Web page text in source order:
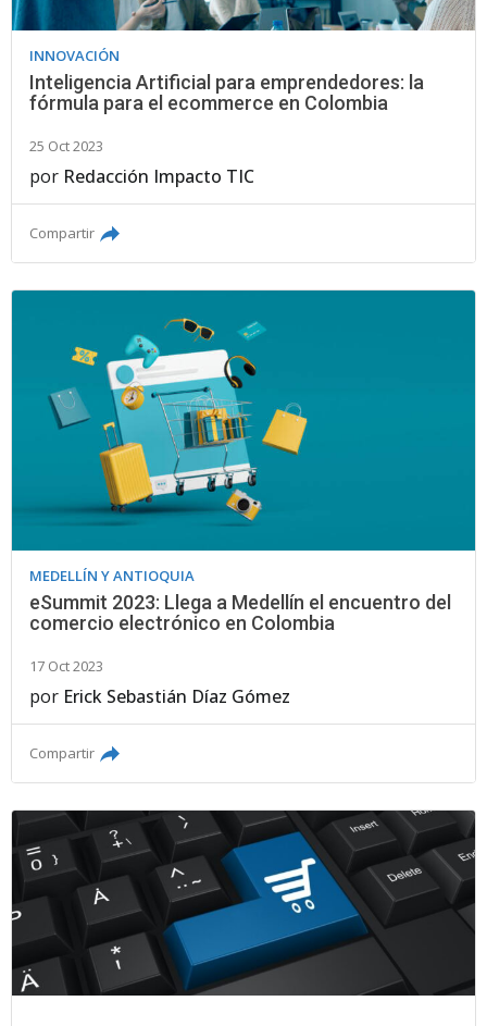
INNOVACIÓN
Inteligencia Artificial para emprendedores: la
fórmula para el ecommerce en Colombia
25 Oct 2023
por Redacción Impacto TIC
Compartir
MEDELLÍN Y ANTIOQUIA
eSummit 2023: Llega a Medellín el encuentro del
comercio electrónico en Colombia
17 Oct 2023
por Erick Sebastián Díaz Gómez
Compartir